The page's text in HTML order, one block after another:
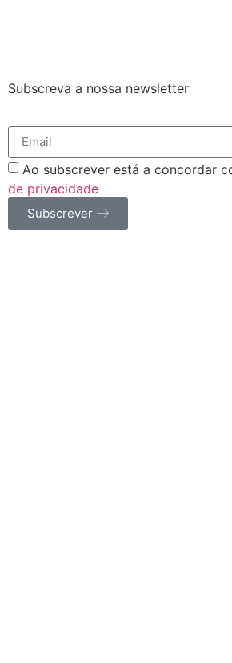
Subscreva a nossa newsletter
Ao subscrever está a concordar
de privacidade
Subscrever